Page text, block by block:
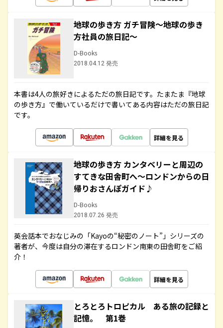
地球の歩き方 ガチ冒険～地球の歩き
方社員の旅日記～
D-Books
2018.04.12 発売
本書は4人の旅好きによるただの旅日記です。たまたま『地球
の歩き方』で働いているだけで書いてある内容はただの旅日記
です。
詳細を見る
地球の歩き方 カンタベリーと周辺の
すてきな田舎町へ～ロンドンからの日
帰りおさんぽガイド♪
D-Books
2018.07.26 発売
英会話本でおなじみの「Kayoの“秘密のノート”」シリーズの
著者が、今度は自分の滞在するロンドン南東の田舎町をご紹
介！
詳細を見る
とろとろトロピカル ある旅の記録と
記憶。 第1巻